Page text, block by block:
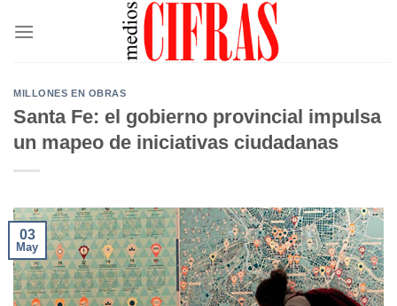
MILLONES EN OBRAS
Santa Fe: el gobierno provincial impulsa
un mapeo de iniciativas ciudadanas
03
May